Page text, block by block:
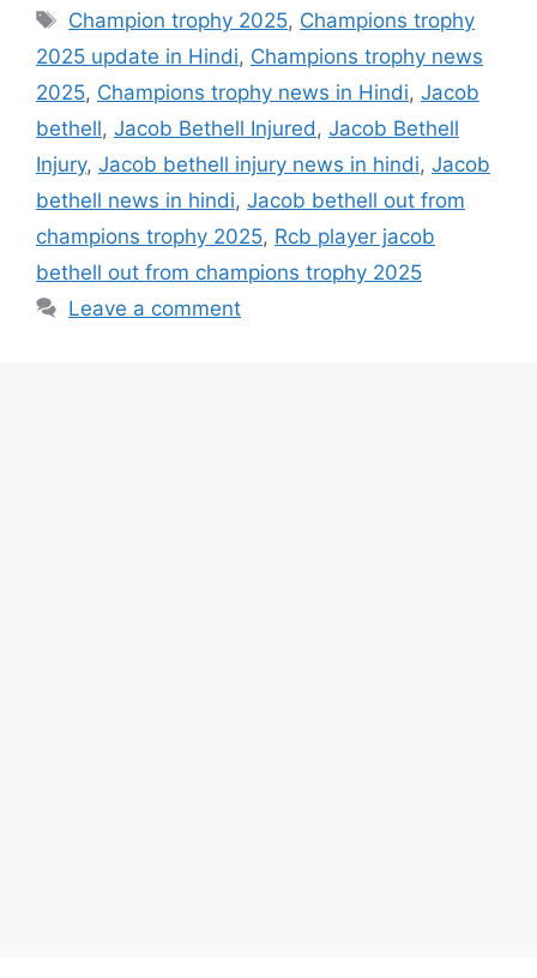
Champion trophy 2025, Champions trophy
2025 update in Hindi, Champions trophy news
2025, Champions trophy news in Hindi, Jacob
bethell, Jacob Bethell Injured, Jacob Bethell
Injury, Jacob bethell injury news in hindi, Jacob
bethell news in hindi, Jacob bethell out from
champions trophy 2025, Rcb player jacob
bethell out from champions trophy 2025
Leave a comment